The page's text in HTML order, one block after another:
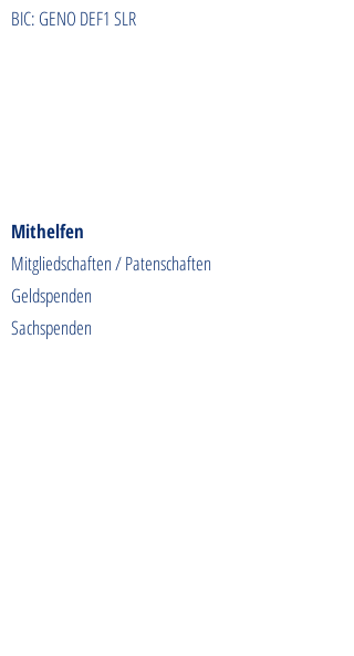
BIC: GENO DEF1 SLR
Mithelfen
Mitgliedschaften / Patenschaften
Geldspenden
Sachspenden